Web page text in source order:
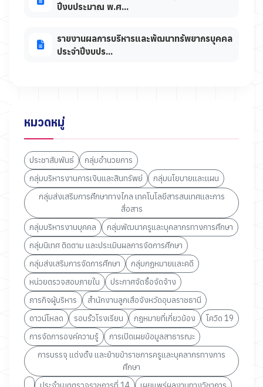
ปีงบประมาณ พ.ศ...
รายงานผลการบริหารและพัฒนาทรัพยากรบุคคล
ประจำปีงบปร...
หมวดหมู่
ประชาสัมพันธ์
กลุ่มอำนวยการ
กลุ่มบริหารงานการเงินและสินทรัพย์
กลุ่มนโยบายและแผน
กลุ่มส่งเสริมการศึกษาทางไกล เทคโนโลยีสารสนเทศและการ
สื่อสาร
กลุ่มบริหารงานบุคคล
กลุ่มพัฒนาครูและบุคลากรทางการศึกษา
กลุ่มนิเทศ ติดตาม และประเมินผลการจัดการศึกษา
กลุ่มส่งเสริมการจัดการศึกษา
กลุ่มกฏหมายและคดี
หน่วยตรวจสอบภายใน
ประกาศจัดซื้อจัดจ้าง
ภารกิจผู้บริหาร
สำนักงานลูกเสือจังหวัดอุบลราชธานี
ดาวน์โหลด
รอบรั้วโรงเรียน กฎหมายที่เกี่ยวข้อง
โควิด 19
การจัดการองค์ความรู้
การเปิดเผยข้อมูลสาธารณะ
การบรรจุ แต่งตั้ง และย้ายข้าราชการครูและบุคลากรทางการ
ศึกษา